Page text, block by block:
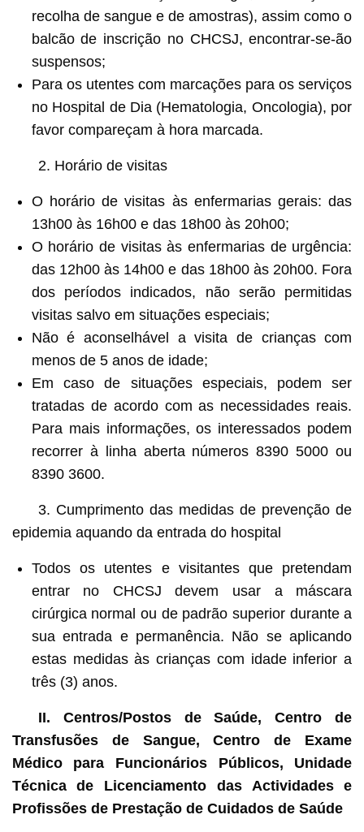
recolha de sangue e de amostras), assim como o
balcão de inscrição no CHCSJ, encontrar-se-ão
suspensos;
Para os utentes com marcações para os serviços
no Hospital de Dia (Hematologia, Oncologia), por
favor compareçam à hora marcada.
2. Horário de visitas
O horário de visitas às enfermarias gerais: das
13h00 às 16h00 e das 18h00 às 20h00;
O horário de visitas às enfermarias de urgência:
das 12h00 às 14h00 e das 18h00 às 20h00. Fora
dos períodos indicados, não serão permitidas
visitas salvo em situações especiais;
Não é aconselhável a visita de crianças com
menos de 5 anos de idade;
Em caso de situações especiais, podem ser
tratadas de acordo com as necessidades reais.
Para mais informações, os interessados podem
recorrer à linha aberta números 8390 5000 ou
8390 3600.
3. Cumprimento das medidas de prevenção de
epidemia aquando da entrada do hospital
Todos os utentes e visitantes que pretendam
entrar no CHCSJ devem usar a máscara
cirúrgica normal ou de padrão superior durante a
sua entrada e permanência. Não se aplicando
estas medidas às crianças com idade inferior a
três (3) anos.
II. Centros/Postos de Saúde, Centro de
Transfusões de Sangue, Centro de Exame
Médico para Funcionários Públicos, Unidade
Técnica de Licenciamento das Actividades e
Profissões de Prestação de Cuidados de Saúde